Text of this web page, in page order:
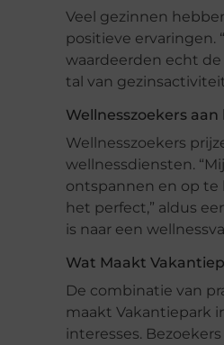
Veel gezinnen
positieve
waardeerden echt
tal van
Wellnesszoekers
Wellnesszoekers
wellnessdiensten.
ontspannen en op te
het perfect,” aldus
is naar een
Wat Maakt
De combinatie van
maakt Vakantiepark
interesses.